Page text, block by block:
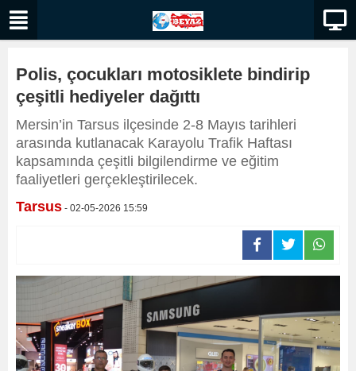
Polis, çocukları motosiklete bindirip
çeşitli hediyeler dağıttı
Mersin’in Tarsus ilçesinde 2-8 Mayıs tarihleri
arasında kutlanacak Karayolu Trafik Haftası
kapsamında çeşitli bilgilendirme ve eğitim
faaliyetleri gerçekleştirilecek.
Tarsus - 02-05-2026 15:59